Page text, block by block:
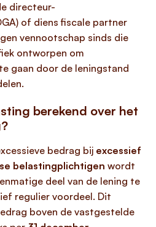
directeur-
of diens fiscale partner
vennootschap sinds die
ontworpen om
gaan door de leningstand
berekend over het
bedrag bij excessief
belastingplichtigen wordt
deel van de lening te
regulier voordeel. Dit
boven de vastgestelde